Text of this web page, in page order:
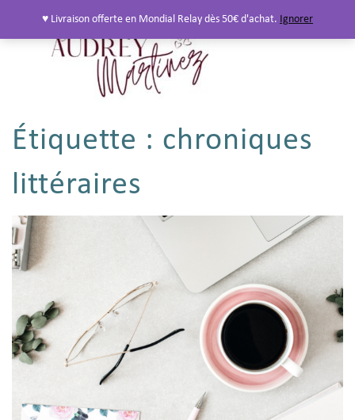
Étiquette : chroniques
littéraires
♥ Livraison offerte en Mondial Relay dès 50€ d'achat. Ignorer